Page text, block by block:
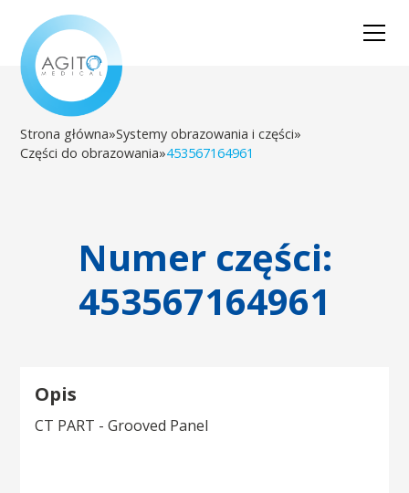
Strona główna»Systemy obrazowania i części»
Części do obrazowania»453567164961
Numer części:
453567164961
Opis
CT PART - Grooved Panel